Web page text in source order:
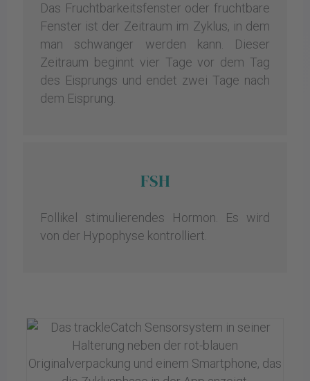
Das Fruchtbarkeitsfenster oder fruchtbare
Fenster ist der Zeitraum im Zyklus, in dem
man schwanger werden kann. Dieser
Zeitraum beginnt vier Tage vor dem Tag
des Eisprungs und endet zwei Tage nach
dem Eisprung.
FSH
Follikel stimulierendes Hormon. Es wird
von der Hypophyse kontrolliert.